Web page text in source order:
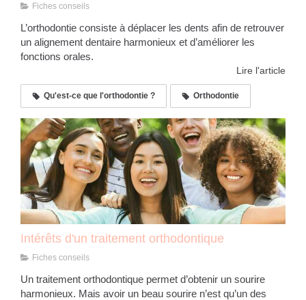
Fiches conseils
L’orthodontie consiste à déplacer les dents afin de retrouver
un alignement dentaire harmonieux et d’améliorer les
fonctions orales.
Lire l'article
Qu'est-ce que l'orthodontie ? Orthodontie
Intérêts d'un traitement orthodontique
Fiches conseils
Un traitement orthodontique permet d’obtenir un sourire
harmonieux. Mais avoir un beau sourire n’est qu’un des